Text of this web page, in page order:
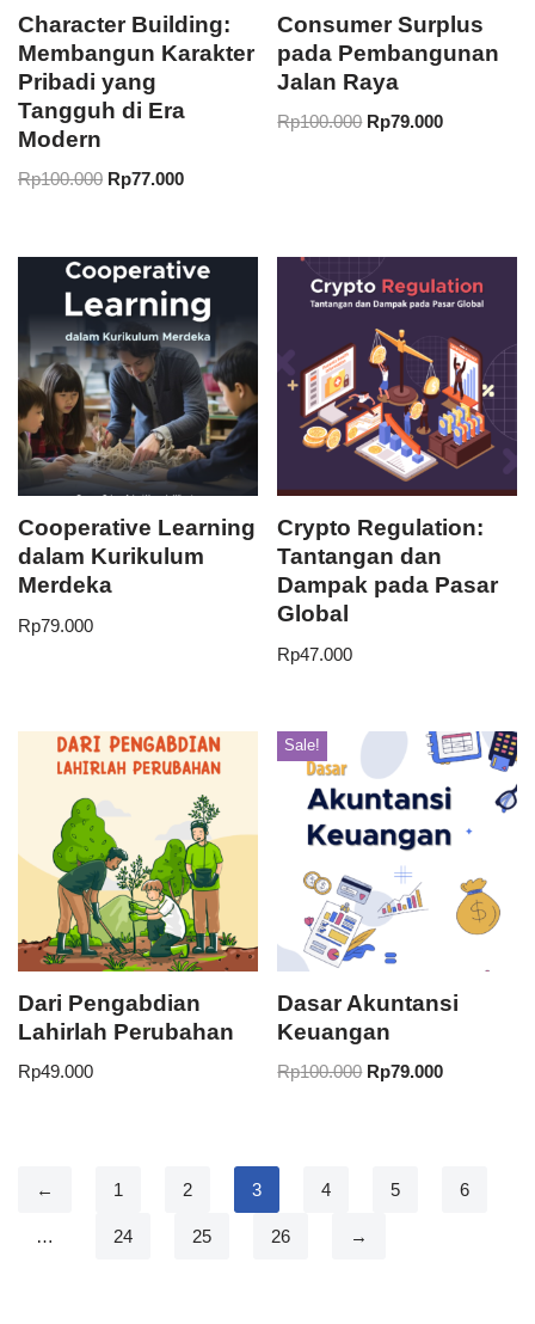
Character Building:
Membangun Karakter
Pribadi yang
Tangguh di Era
Modern
Rp100.000 Rp77.000
Consumer Surplus
pada Pembangunan
Jalan Raya
Rp100.000 Rp79.000
Cooperative Learning
dalam Kurikulum
Merdeka
Rp79.000
Crypto Regulation:
Tantangan dan
Dampak pada Pasar
Global
Rp47.000
Dari Pengabdian
Lahirlah Perubahan
Rp49.000
Sale!
Dasar Akuntansi
Keuangan
Rp100.000 Rp79.000
← 1 2 3 4 5 6
… 24 25 26 →